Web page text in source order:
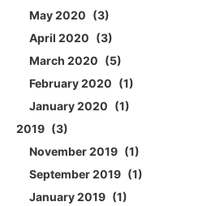
May 2020
3
April 2020
3
March 2020
5
February 2020
1
January 2020
1
2019
3
November 2019
1
September 2019
1
January 2019
1